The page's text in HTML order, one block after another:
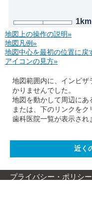
1km
地図上の操作の説明»
地図凡例»
地図中心を最初の位置に戻
アイコンの見方»
地図範囲内に、インビザ
かりませんでした。
地図を動かして周辺にあ
または、下のリンクを
歯科医院一覧が表示され
プライバシー・ポリシー